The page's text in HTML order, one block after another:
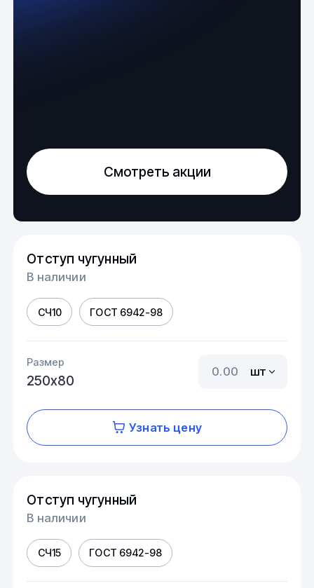
Смотреть акции
Отступ чугунный
В наличии
СЧ10 ГОСТ 6942-98
Размер
250х80
шт
Узнать цену
Отступ чугунный
В наличии
СЧ15 ГОСТ 6942-98